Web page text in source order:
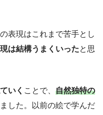
表現はこれまで苦手とし
は結構うまくいったと思
いく ことで、 自然独特の
した。以前の絵で学んだ